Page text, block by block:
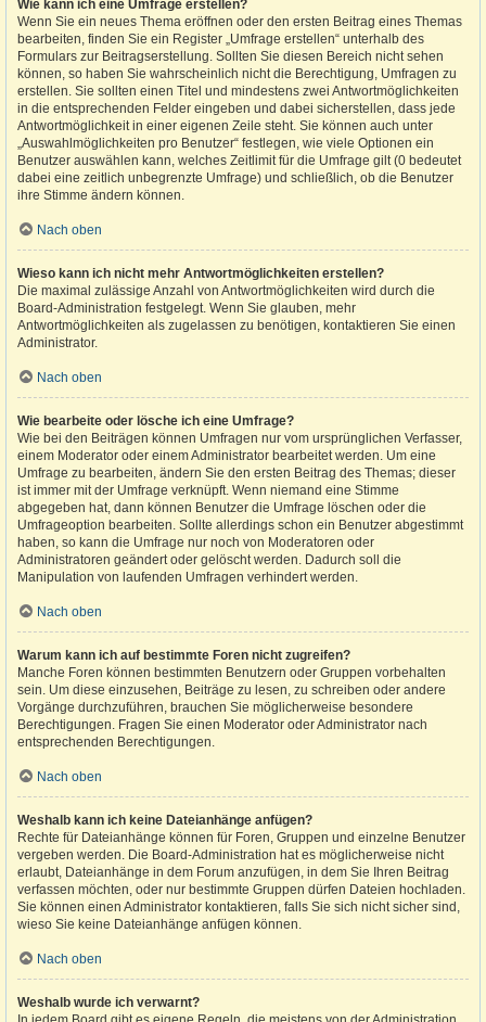
Wie kann ich eine Umfrage erstellen?
Wenn Sie ein neues Thema eröffnen oder den ersten Beitrag eines Themas
bearbeiten, finden Sie ein Register „Umfrage erstellen“ unterhalb des
Formulars zur Beitragserstellung. Sollten Sie diesen Bereich nicht sehen
können, so haben Sie wahrscheinlich nicht die Berechtigung, Umfragen zu
erstellen. Sie sollten einen Titel und mindestens zwei Antwortmöglichkeiten
in die entsprechenden Felder eingeben und dabei sicherstellen, dass jede
Antwortmöglichkeit in einer eigenen Zeile steht. Sie können auch unter
„Auswahlmöglichkeiten pro Benutzer“ festlegen, wie viele Optionen ein
Benutzer auswählen kann, welches Zeitlimit für die Umfrage gilt (0 bedeutet
dabei eine zeitlich unbegrenzte Umfrage) und schließlich, ob die Benutzer
ihre Stimme ändern können.
Nach oben
Wieso kann ich nicht mehr Antwortmöglichkeiten erstellen?
Die maximal zulässige Anzahl von Antwortmöglichkeiten wird durch die
Board-Administration festgelegt. Wenn Sie glauben, mehr
Antwortmöglichkeiten als zugelassen zu benötigen, kontaktieren Sie einen
Administrator.
Nach oben
Wie bearbeite oder lösche ich eine Umfrage?
Wie bei den Beiträgen können Umfragen nur vom ursprünglichen Verfasser,
einem Moderator oder einem Administrator bearbeitet werden. Um eine
Umfrage zu bearbeiten, ändern Sie den ersten Beitrag des Themas; dieser
ist immer mit der Umfrage verknüpft. Wenn niemand eine Stimme
abgegeben hat, dann können Benutzer die Umfrage löschen oder die
Umfrageoption bearbeiten. Sollte allerdings schon ein Benutzer abgestimmt
haben, so kann die Umfrage nur noch von Moderatoren oder
Administratoren geändert oder gelöscht werden. Dadurch soll die
Manipulation von laufenden Umfragen verhindert werden.
Nach oben
Warum kann ich auf bestimmte Foren nicht zugreifen?
Manche Foren können bestimmten Benutzern oder Gruppen vorbehalten
sein. Um diese einzusehen, Beiträge zu lesen, zu schreiben oder andere
Vorgänge durchzuführen, brauchen Sie möglicherweise besondere
Berechtigungen. Fragen Sie einen Moderator oder Administrator nach
entsprechenden Berechtigungen.
Nach oben
Weshalb kann ich keine Dateianhänge anfügen?
Rechte für Dateianhänge können für Foren, Gruppen und einzelne Benutzer
vergeben werden. Die Board-Administration hat es möglicherweise nicht
erlaubt, Dateianhänge in dem Forum anzufügen, in dem Sie Ihren Beitrag
verfassen möchten, oder nur bestimmte Gruppen dürfen Dateien hochladen.
Sie können einen Administrator kontaktieren, falls Sie sich nicht sicher sind,
wieso Sie keine Dateianhänge anfügen können.
Nach oben
Weshalb wurde ich verwarnt?